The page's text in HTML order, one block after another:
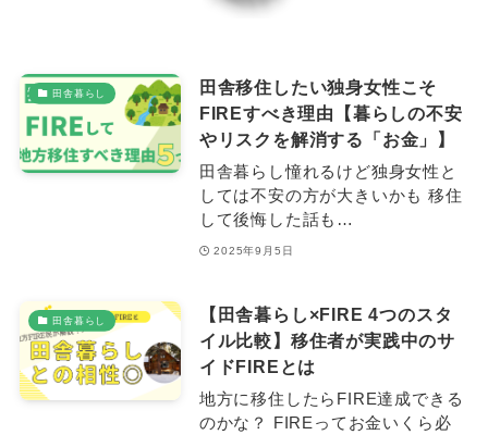
田舎暮らし
田舎移住したい独身女性こそ
FIREすべき理由【暮らしの不安
やリスクを解消する「お金」】
田舎暮らし憧れるけど独身女性と
しては不安の方が大きいかも 移住
して後悔した話も…
2025年9月5日
田舎暮らし
【田舎暮らし×FIRE 4つのスタ
イル比較】移住者が実践中のサ
イドFIREとは
地方に移住したらFIRE達成できる
のかな？ FIREってお金いくら必